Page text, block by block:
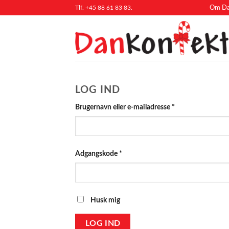
Tlf. +45 88 61 83 83. Om
LOG IND
Brugernavn eller e-mailadresse *
Adgangskode *
Husk mig
LOG IND